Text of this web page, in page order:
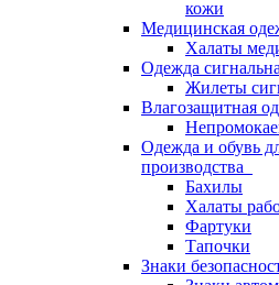
кожи
Медицинская
Халаты
Одежда
Жилеты
Влагозащитная
Одежда и обувь
производства
Бахилы
Халаты
Фартуки
Тапочки
Знаки